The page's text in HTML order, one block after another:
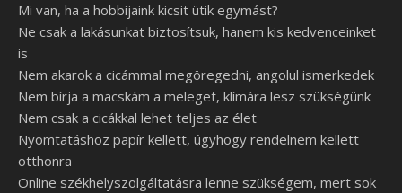
Mi van, ha a hobbijaink kicsit ütik egymást?
Ne csak a lakásunkat biztosítsuk, hanem kis kedvenceinket
is
Nem akarok a cicámmal megöregedni, angolul ismerkedek
Nem bírja a macskám a meleget, klímára lesz szükségünk
Nem csak a cicákkal lehet teljes az élet
Nyomtatáshoz papír kellett, úgyhogy rendelnem kellett
otthonra
Online székhelyszolgáltatásra lenne szükségem, mert sok